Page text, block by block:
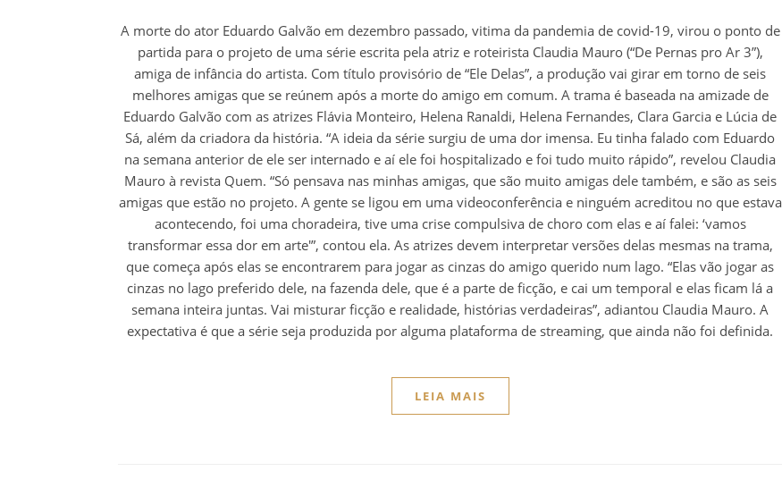
A morte do ator Eduardo Galvão em dezembro passado, vitima da pandemia de covid-19, virou o ponto de
partida para o projeto de uma série escrita pela atriz e roteirista Claudia Mauro (“De Pernas pro Ar 3”),
amiga de infância do artista. Com título provisório de “Ele Delas”, a produção vai girar em torno de seis
melhores amigas que se reúnem após a morte do amigo em comum. A trama é baseada na amizade de
Eduardo Galvão com as atrizes Flávia Monteiro, Helena Ranaldi, Helena Fernandes, Clara Garcia e Lúcia de
Sá, além da criadora da história. “A ideia da série surgiu de uma dor imensa. Eu tinha falado com Eduardo
na semana anterior de ele ser internado e aí ele foi hospitalizado e foi tudo muito rápido”, revelou Claudia
Mauro à revista Quem. “Só pensava nas minhas amigas, que são muito amigas dele também, e são as seis
amigas que estão no projeto. A gente se ligou em uma videoconferência e ninguém acreditou no que estava
acontecendo, foi uma choradeira, tive uma crise compulsiva de choro com elas e aí falei: ‘vamos
transformar essa dor em arte'”, contou ela. As atrizes devem interpretar versões delas mesmas na trama,
que começa após elas se encontrarem para jogar as cinzas do amigo querido num lago. “Elas vão jogar as
cinzas no lago preferido dele, na fazenda dele, que é a parte de ficção, e cai um temporal e elas ficam lá a
semana inteira juntas. Vai misturar ficção e realidade, histórias verdadeiras”, adiantou Claudia Mauro. A
expectativa é que a série seja produzida por alguma plataforma de streaming, que ainda não foi definida.
LEIA MAIS